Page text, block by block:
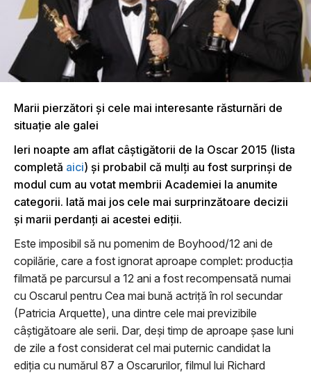
Marii pierzători şi cele mai interesante răsturnări de
situaţie ale galei
Ieri noapte am aflat câştigătorii de la Oscar 2015 (lista
completă aici) şi probabil că mulţi au fost surprinşi de
modul cum au votat membrii Academiei la anumite
categorii. Iată mai jos cele mai surprinzătoare decizii
şi marii perdanţi ai acestei ediţii.
Este imposibil să nu pomenim de Boyhood/12 ani de
copilărie, care a fost ignorat aproape complet: producţia
filmată pe parcursul a 12 ani a fost recompensată numai
cu Oscarul pentru Cea mai bună actriţă în rol secundar
(Patricia Arquette), una dintre cele mai previzibile
câştigătoare ale serii. Dar, deşi timp de aproape şase luni
de zile a fost considerat cel mai puternic candidat la
ediţia cu numărul 87 a Oscarurilor, filmul lui Richard